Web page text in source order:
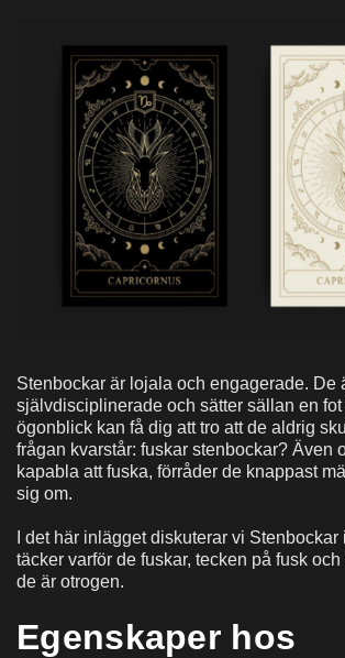
Stenbockar är lojala och engagerade. De
självdisciplinerade och sätter sällan en fot
ögonblick kan få dig att tro att de aldrig
frågan kvarstår: fuskar stenbockar? Även
kapabla att fuska, förråder de knappast
sig om.
I det här inlägget diskuterar vi Stenbockar
täcker varför de fuskar, tecken på fusk
de är otrogen.
Egenskaper hos